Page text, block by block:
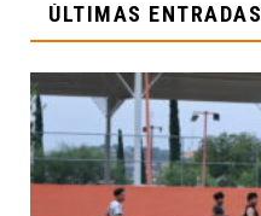
ÚLTIMAS ENTRADAS